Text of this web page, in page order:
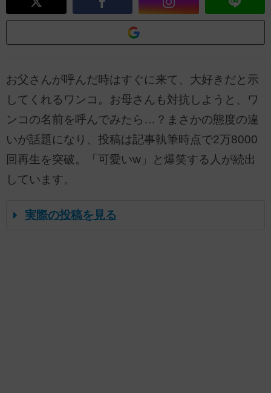
お父さんが呼んだ時はすぐに来て、大好きだと示
してくれるワンコ。お母さんも対抗しようと、ワ
ンコの名前を呼んでみたら…？まさかの態度の違
いが話題になり、投稿は記事執筆時点で2万8000
回再生を突破。「可愛いw」と爆笑する人が続出
しています。
実際の投稿を見る